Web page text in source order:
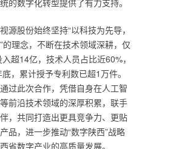
的数字化转型提供了有力支持。
源股份始终坚持“以科技为先导，
的理念，不断在技术领域深耕，仅
超14亿，技术人员占比近60%，
，累计授予专利数已超1万件。
过此次合作，凭借自身在人工智
前沿技术领域的深厚积累，联手
，共同打造出更具竞争力、更贴
品，进一步推动“数字陕西”战略
省数字产业的高质量发展。